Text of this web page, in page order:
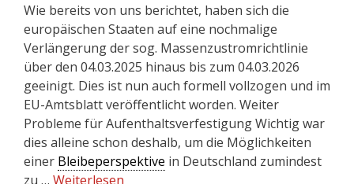
Wie bereits von uns berichtet, haben sich die
europäischen Staaten auf eine nochmalige
Verlängerung der sog. Massenzustromrichtlinie
über den 04.03.2025 hinaus bis zum 04.03.2026
geeinigt. Dies ist nun auch formell vollzogen und im
EU-Amtsblatt veröffentlicht worden. Weiter
Probleme für Aufenthaltsverfestigung Wichtig war
dies alleine schon deshalb, um die Möglichkeiten
einer Bleibeperspektive in Deutschland zumindest
zu … Weiterlesen